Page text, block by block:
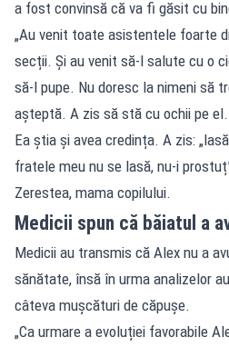
a fost convinsă că va fi găsit cu
„Au venit toate asistentele foarte
secții. Și au venit să-l salute cu o
să-l pupe. Nu doresc la nimeni să
așteptă. A zis să stă cu ochii pe
Ea știa și avea credința. A zis:
fratele meu nu se lasă, nu-i
Zerestea, mama copilului.
Medicii spun că băiatul a
Medicii au transmis că Alex nu a
sănătate, însă în urma analizelor
câteva mușcături de căpușe.
„Ca urmare a evoluției favorabile